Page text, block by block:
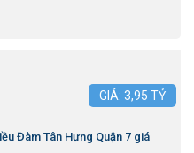
GIÁ: 3,95 TỶ
Đàm Tân Hưng Quận 7 giá